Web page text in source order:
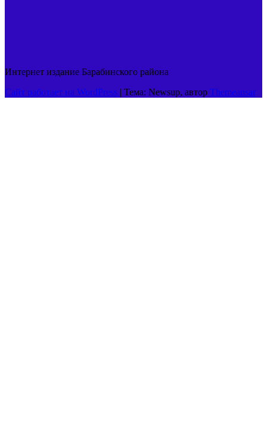
Интернет издание Барабинского района
Сайт работает на WordPress | Тема: Newsup, автор Themeansar